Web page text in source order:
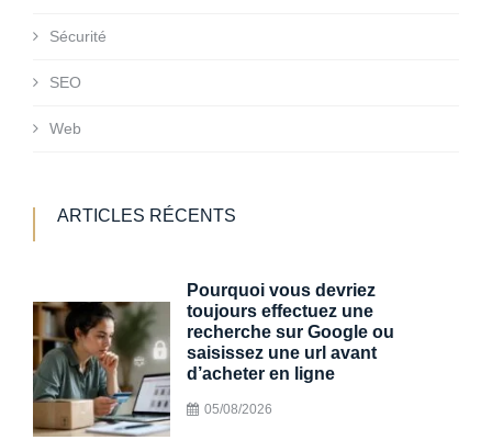
Sécurité
SEO
Web
ARTICLES RÉCENTS
Pourquoi vous devriez
toujours effectuez une
recherche sur Google ou
saisissez une url avant
d’acheter en ligne
05/08/2026